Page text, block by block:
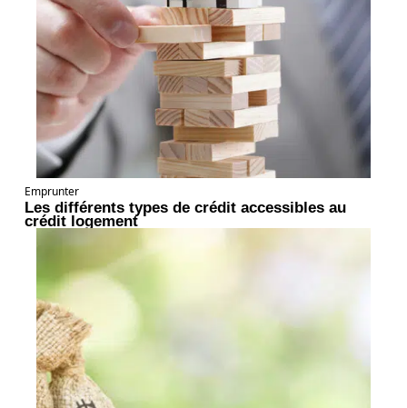
Emprunter
Les différents types de crédit accessibles au
crédit logement